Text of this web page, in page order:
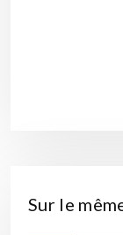
Sur le